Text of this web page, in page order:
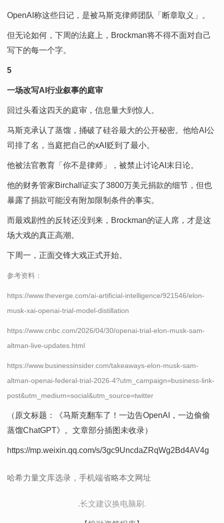
OpenAI称这些日记，是被马斯克律师团队「断章取义」。
但无论如何，下周的法庭上，Brockman将不得不面对自己
写下的每一个字。
5
一场改写AI行业叙事的庭审
回过头看这四天的庭审，信息量大到惊人。
马斯克承认了蒸馏，捅破了硅谷最大的公开秘密。他给AI公
司排了名，当庭把自己的xAI贬到了最小。
他被法官教育「你不是律师」，被禁止讨论AI末日论。
他的财务管家Birchall证实了3800万美元捐款的细节，但也
暴露了捐款可能没有附加限制条件的事实。
而最戏剧性的反转还没到来，Brockman的证人席，才是这
场大戏的真正高潮。
下周一，正面交锋大戏正式开始。
参考资料：
https://www.theverge.com/ai-artificial-intelligence/921546/elon-
musk-xai-openai-trial-model-distillation
https://www.cnbc.com/2026/04/30/openai-trial-elon-musk-sam-
altman-live-updates.html
https://www.businessinsider.com/takeaways-elon-musk-sam-
altman-openai-federal-trial-2026-4?utm_campaign=business-link-
post&utm_medium=social&utm_source=twitter
（原文标题：《马斯克翻车了！一边告OpenAI，一边偷偷
蒸馏ChatGPT》。文章部分插图未收录）
https://mp.weixin.qq.com/s/3gc9UncdaZRqWg2Bd4AV4g
哈希力量文库选录，手机端省略本文网址
.长文建议换电脑刷.